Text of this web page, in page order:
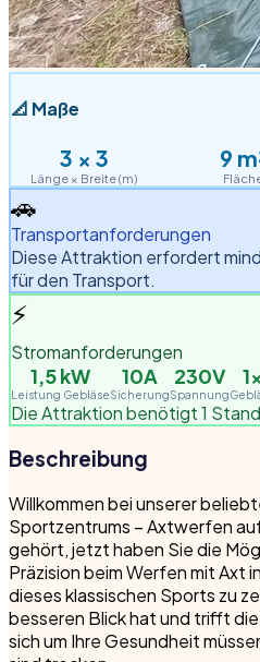
📐 Maße
3 × 3
Länge × Breite (m)
9
🚗
Transportanforderungen
Diese Attraktion erfordert
für den Transport.
⚡
Stromanforderungen
1,5kW
Leistung Gebläse
10A
Sicherung
230V
Spannung
1×
Die Attraktion benötigt 1
Beschreibung
Willkommen bei unserer
Sportzentrums – Axtwerfen
gehört, jetzt haben Sie die
Präzision beim Werfen mit Axt
dieses klassischen Sports zu
besseren Blick hat und trifft
sich um Ihre Gesundheit